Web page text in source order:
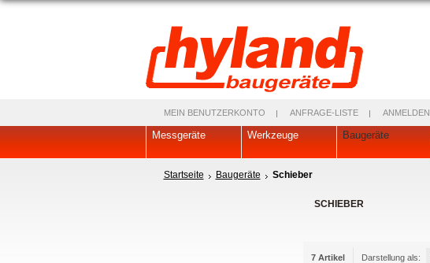
MEIN BENUTZERKONTO ANFRAGE-LISTE ANMELDEN
Messgeräte Werkzeuge Baugeräte
Startseite Baugeräte Schieber
SCHIEBER
7 Artikel Darstellung als: